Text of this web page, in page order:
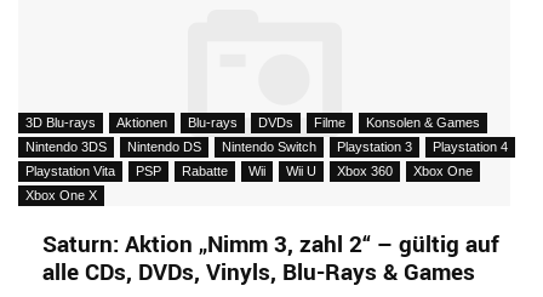
3D Blu-rays Aktionen Blu-rays DVDs Filme
Konsolen & Games
Nintendo 3DS
Nintendo DS Nintendo Switch Playstation 3
Playstation 4
Playstation Vita
PSP Rabatte Wii Wii U Xbox 360
Xbox One
Xbox One X
Saturn: Aktion „Nimm 3, zahl 2“ – gültig auf
alle CDs, DVDs, Vinyls, Blu-Rays & Games